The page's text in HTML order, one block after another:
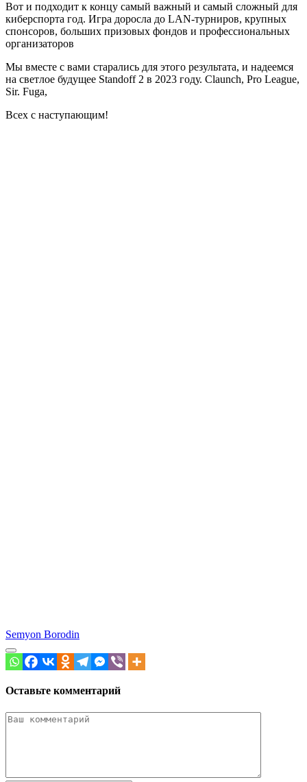
Вот и подходит к концу самый важный и самый сложный для
киберспорта год. Игра доросла до LAN-турниров, крупных
спонсоров, больших призовых фондов и профессиональных
организаторов
Мы вместе с вами старались для этого результата, и надеемся
на светлое будущее Standoff 2 в 2023 году. Claunch, Pro League,
Sir. Fuga,
Всех с наступающим!
Semyon Borodin
Оставьте комментарий